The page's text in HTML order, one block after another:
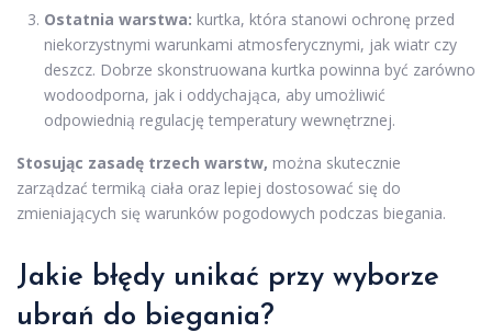
Ostatnia warstwa: kurtka, która stanowi ochronę przed
niekorzystnymi warunkami atmosferycznymi, jak wiatr czy
deszcz. Dobrze skonstruowana kurtka powinna być zarówno
wodoodporna, jak i oddychająca, aby umożliwić
odpowiednią regulację temperatury wewnętrznej.
Stosując zasadę trzech warstw, można skutecznie
zarządzać termiką ciała oraz lepiej dostosować się do
zmieniających się warunków pogodowych podczas biegania.
Jakie błędy unikać przy wyborze
ubrań do biegania?